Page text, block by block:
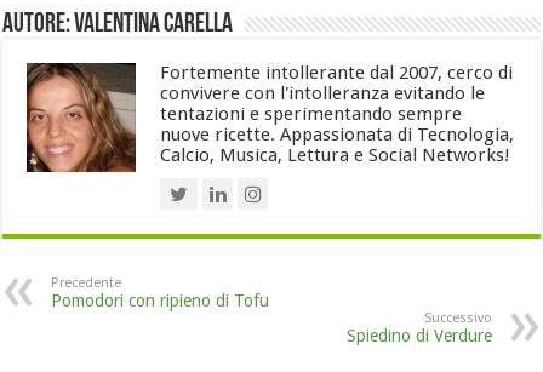
Autore: Valentina Carella
Fortemente intollerante dal 2007, cerco di
convivere con l'intolleranza evitando le
tentazioni e sperimentando sempre
nuove ricette. Appassionata di Tecnologia,
Calcio, Musica, Lettura e Social Networks!
Precedente
Pomodori con ripieno di Tofu
Successivo
Spiedino di Verdure